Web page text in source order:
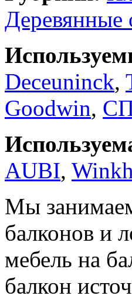
Деревянные
Deceuninck,
Goodwin,
AUBI,
Мы
балконов и
мебель на
балкон